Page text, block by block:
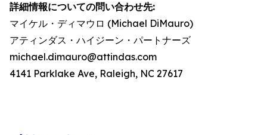
詳細情報についての問い合わせ先:
マイケル・ディマウロ (Michael DiMauro)
アティンダス・ハイジーン・パートナーズ
michael.dimauro@attindas.com
4141 Parklake Ave, Raleigh, NC 27617